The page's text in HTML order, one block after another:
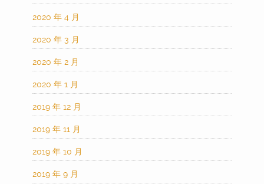
2020 年 4 月
2020 年 3 月
2020 年 2 月
2020 年 1 月
2019 年 12 月
2019 年 11 月
2019 年 10 月
2019 年 9 月